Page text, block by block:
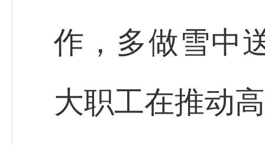
作，多做雪中
大职工在推动